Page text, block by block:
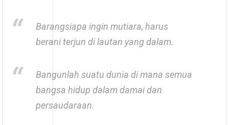
Barangsiapa ingin mutiara, harus
berani terjun di lautan yang dalam.
Bangunlah suatu dunia di mana semua
bangsa hidup dalam damai dan
persaudaraan.